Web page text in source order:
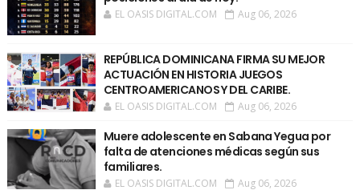
EL OASIS DIGITAL.COM Aug 06, 2026
REPÚBLICA DOMINICANA FIRMA SU MEJOR
ACTUACIÓN EN HISTORIA JUEGOS
CENTROAMERICANOS Y DEL CARIBE.
EL OASIS DIGITAL.COM Aug 06, 2026
Muere adolescente en Sabana Yegua por
falta de atenciones médicas según sus
familiares.
EL OASIS DIGITAL.COM Aug 06, 2026